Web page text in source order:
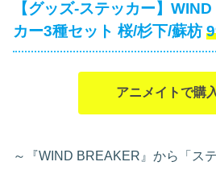
【グッズ-ステッカー】
カー3種セット 桜/杉下/蘇枋
アニメイトで購
～『WIND BREAKER』から「ス